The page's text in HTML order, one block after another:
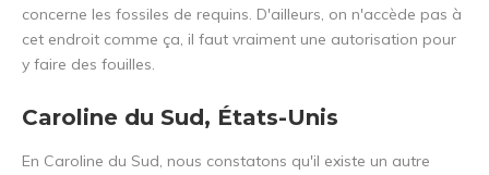
concerne les fossiles de requins. D'ailleurs, on n'accède pas à
cet endroit comme ça, il faut vraiment une autorisation pour
y faire des fouilles.
Caroline du Sud, États-Unis
En Caroline du Sud, nous constatons qu'il existe un autre